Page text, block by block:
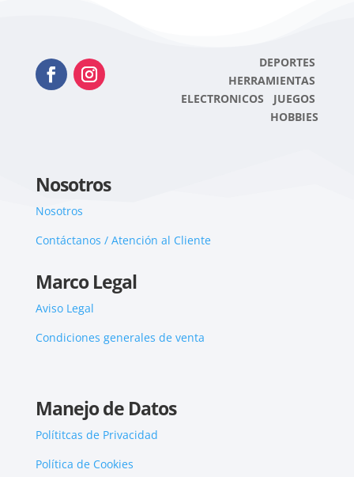
DEPORTES
HERRAMIENTAS
ELECTRONICOS JUEGOS
HOBBIES
Nosotros
Nosotros
Contáctanos / Atención al Cliente
Marco Legal
Aviso Legal
Condiciones generales de venta
Manejo de Datos
Polítitcas de Privacidad
Política de Cookies